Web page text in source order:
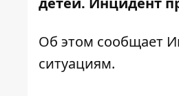
Об этом сообщает
ситуациям.